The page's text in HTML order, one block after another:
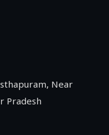
डेवलपमेंट का
Near
Pradesh